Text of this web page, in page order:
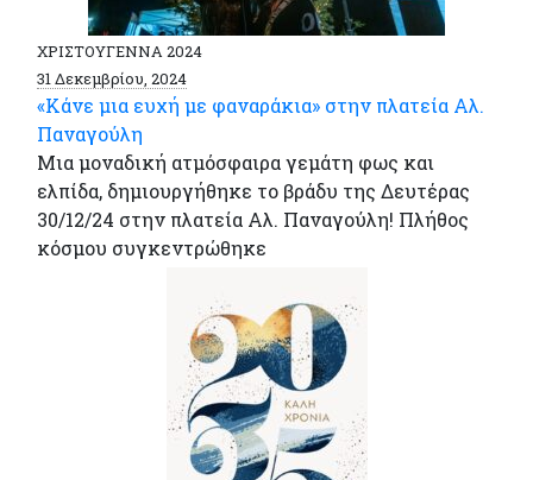
ΧΡΙΣΤΟΥΓΕΝΝΑ 2024
31 Δεκεμβρίου, 2024
«Κάνε μια ευχή με φαναράκια» στην πλατεία Αλ.
Παναγούλη
Mια μοναδική ατμόσφαιρα γεμάτη φως και
ελπίδα, δημιουργήθηκε το βράδυ της Δευτέρας
30/12/24 στην πλατεία Αλ. Παναγούλη! Πλήθος
κόσμου συγκεντρώθηκε